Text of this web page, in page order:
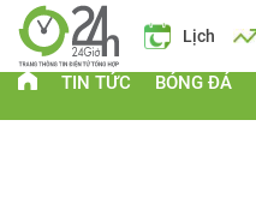
Lịch Tin mới
TIN TỨC BÓNG ĐÁ